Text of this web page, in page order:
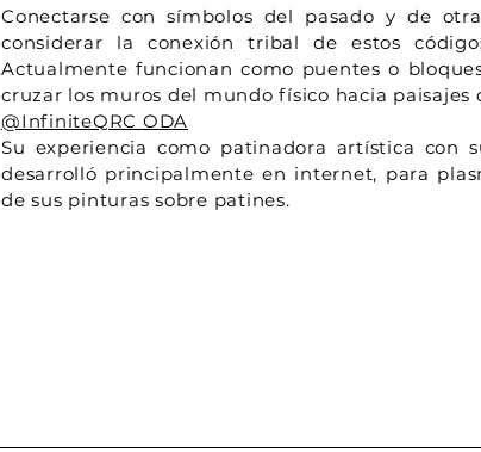
Conectarse con símbolos del pasado y de
considerar la conexión tribal de estos
Actualmente funcionan como puentes o
cruzar los muros del mundo físico hacia paisajes
@InfiniteQRC ODA
Su experiencia como patinadora artística con
desarrolló principalmente en internet, para
de sus pinturas sobre patines.